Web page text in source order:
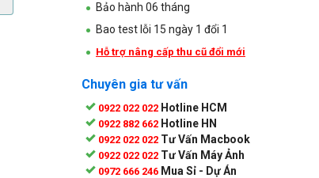
Bảo hành 06 tháng
Bao test lỗi 15 ngày 1 đổi 1
Hỗ trợ nâng cấp thu cũ đổi mới
Chuyên gia tư vấn
0922 022 022 Hotline HCM
0922 882 662 Hotline HN
0922 022 022 Tư Vấn Macbook
0922 022 022 Tư Vấn Máy Ảnh
0972 666 246 Mua Sỉ - Dự Án